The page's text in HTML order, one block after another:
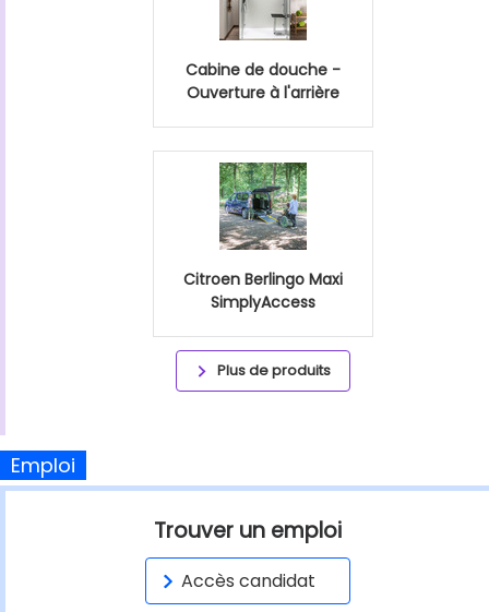
Cabine de douche -
Ouverture à l'arrière
Citroen Berlingo Maxi
SimplyAccess
Plus de produits
Emploi
Trouver un emploi
Accès candidat